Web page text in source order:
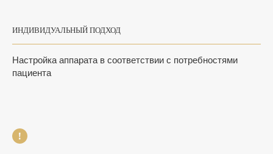
ИНДИВИДУАЛЬНЫЙ ПОДХОД
Настройка аппарата в соответствии с потребностями
пациента